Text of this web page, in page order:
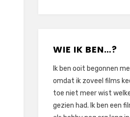
WIE IK BEN…?
Ik ben ooit begonnen
omdat ik zoveel films
toe niet meer wist
gezien had. Ik ben een